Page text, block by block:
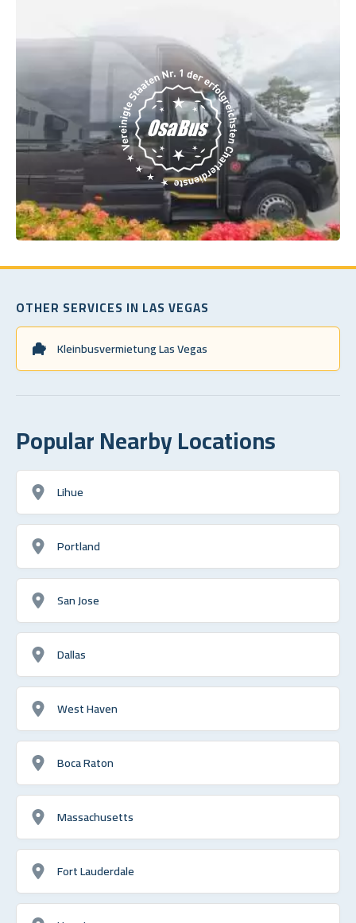
OTHER SERVICES IN LAS VEGAS
Kleinbusvermietung Las Vegas
Popular Nearby Locations
Lihue
Portland
San Jose
Dallas
West Haven
Boca Raton
Massachusetts
Fort Lauderdale